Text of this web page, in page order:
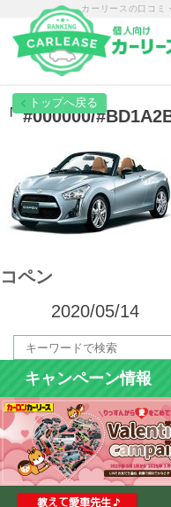
カーリースの口コミ
トップページ
カーリース一覧
エリア別ランキング
エリア別店舗一覧
車種から選ぶ
カーリース体験談
お役立ち記事
「 #000000/
コペン
2020/05/14
キャンペーン情報